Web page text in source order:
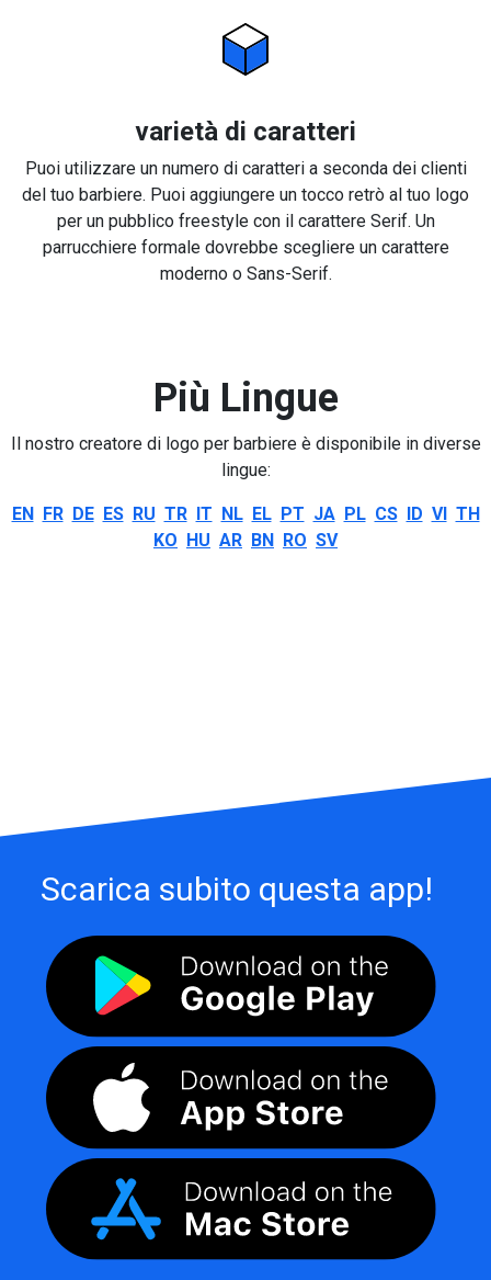
varietà di caratteri
Puoi utilizzare un numero di caratteri a seconda dei clienti
del tuo barbiere. Puoi aggiungere un tocco retrò al tuo logo
per un pubblico freestyle con il carattere Serif. Un
parrucchiere formale dovrebbe scegliere un carattere
moderno o Sans-Serif.
Più Lingue
Il nostro creatore di logo per barbiere è disponibile in diverse
lingue:
EN FR DE ES RU TR IT NL EL PT JA PL CS ID VI TH
KO HU AR BN RO SV
Scarica subito questa app!